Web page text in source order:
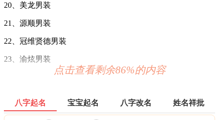
20、美龙男装
21、源顺男装
22、冠维贤德男装
23、渝炫男装
26、利创男装
点击查看剩余86%的内容
八字起名 宝宝起名 八字改名 姓名祥批